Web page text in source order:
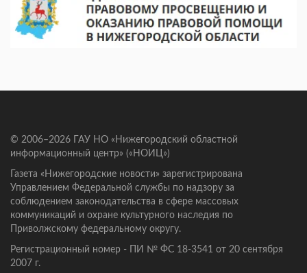
© 2006–2026 ГАУ НО «Нижегородский областной
информационный центр» («НОИЦ»)
Газета «Нижегородские новости» зарегистрирована
Управлением Федеральной службы по надзору за
соблюдением законодательства в сфере массовых
коммуникаций и охране культурного наследия по
Приволжскому федеральному округу.
Регистрационный номер - ПИ № ФС 18-3541 от 20 сентября
2007 г.